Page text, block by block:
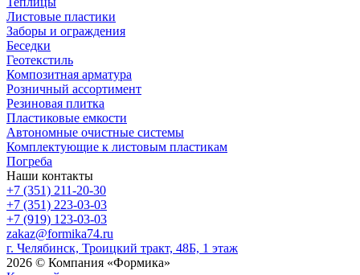
Листовые пластики
Заборы и ограждения
Беседки
Геотекстиль
Композитная арматура
Розничный ассортимент
Резиновая плитка
Пластиковые емкости
Автономные очистные системы
Комплектующие к листовым пластикам
Погреба
Наши контакты
+7 (351) 211-20-30
+7 (351) 223-03-03
+7 (919) 123-03-03
zakaz@formika74.ru
г. Челябинск, Троицкий тракт, 48Б, 1 этаж
2026 © Компания «Формика»